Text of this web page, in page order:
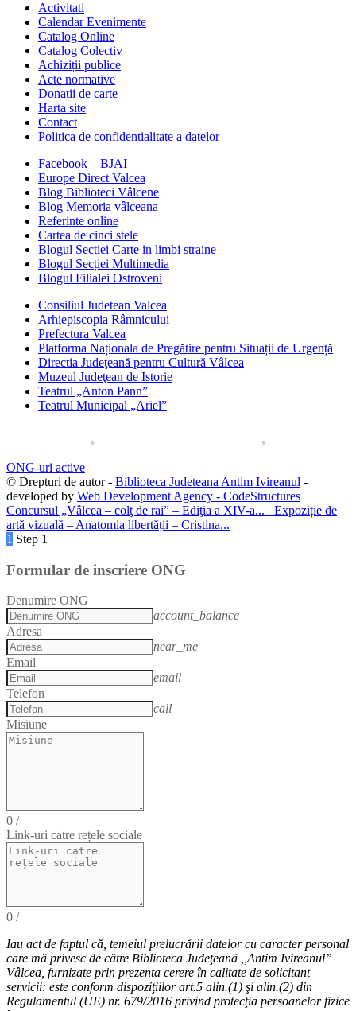
Activitati
Calendar Evenimente
Catalog Online
Catalog Colectiv
Achiziții publice
Acte normative
Donatii de carte
Harta site
Contact
Politica de confidentialitate a datelor
Facebook – BJAI
Europe Direct Valcea
Blog Biblioteci Vâlcene
Blog Memoria vâlceana
Referinte online
Cartea de cinci stele
Blogul Sectiei Carte in limbi straine
Blogul Secției Multimedia
Blogul Filialei Ostroveni
Consiliul Judetean Valcea
Arhiepiscopia Râmnicului
Prefectura Valcea
Platforma Naționala de Pregătire pentru Situații de Urgență
Directia Judeţeană pentru Cultură Vâlcea
Muzeul Judeţean de Istorie
Teatrul „Anton Pann”
Teatrul Municipal „Ariel”
ONG-uri active
© Drepturi de autor - Biblioteca Judeteana Antim Ivireanul -
developed by Web Development Agency - CodeStructures
Concursul „Vâlcea – colţ de rai” – Ediţia a XIV-a...
Expoziție de
artă vizuală – Anatomia libertății – Cristina...
1 Step 1
Formular de inscriere ONG
Denumire ONG
account_balance
Adresa
near_me
Email
email
Telefon
call
Misiune
0 /
Link-uri catre rețele sociale
0 /
Iau act de faptul că, temeiul prelucrării datelor cu caracter personal
care mă privesc de către Biblioteca Judeţeană ,,Antim Ivireanul”
Vâlcea, furnizate prin prezenta cerere în calitate de solicitant
servicii: este conform dispoziţiilor art.5 alin.(1) şi alin.(2) din
Regulamentul (UE) nr. 679/2016 privind protecţia persoanelor fizice